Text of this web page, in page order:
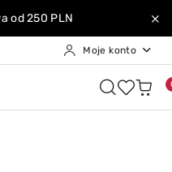
od 250 PLN
Moje konto